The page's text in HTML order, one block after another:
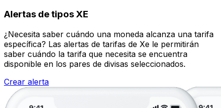
Alertas de tipos XE
¿Necesita saber cuándo una moneda alcanza una tarifa
específica? Las alertas de tarifas de Xe le permitirán
saber cuándo la tarifa que necesita se encuentra
disponible en los pares de divisas seleccionados.
Crear alerta